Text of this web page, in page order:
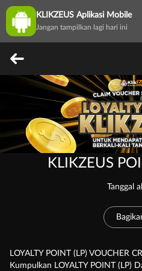
KLIKZEUS Aplikasi Mobile
Jangan tampilkan lagi hari ini
KLIKZEUS
Tanggal
LOYALTY POINT (LP) VOUCHER
Kumpulkan LOYALTY POINT (LP)